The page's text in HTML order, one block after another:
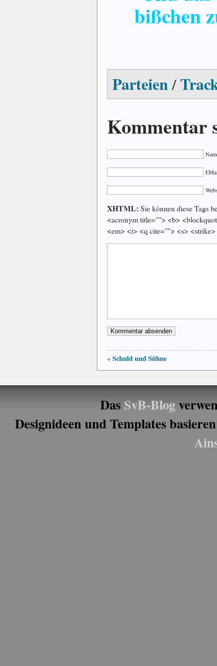
bißchen
Parteien/
Kommentar
XHTML: Sie können diese Tags
<acronym title=""> <b>
<em> <i> <q cite=""> <s>
« Schuld und Sühne
DasSvB-Blog
Designideen und Templates